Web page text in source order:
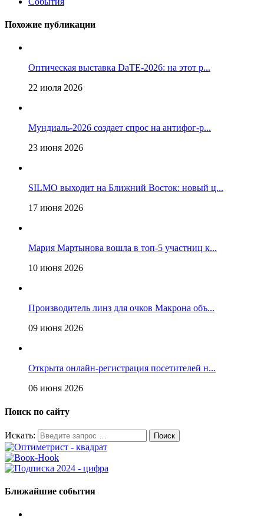
Похожие публикации
Оптическая выставка DaTE-2026: на этот р...
22 июля 2026
Мундиаль-2026 создает спрос на антифог-р...
23 июня 2026
SILMO выходит на Ближний Восток: новый ц...
17 июня 2026
Мария Мартынова вошла в топ-5 участниц к...
10 июня 2026
Производитель линз для очков Макрона объ...
09 июня 2026
Открыта онлайн-регистрация посетителей н...
06 июня 2026
Поиск по сайту
Искать:
Ближайшие события